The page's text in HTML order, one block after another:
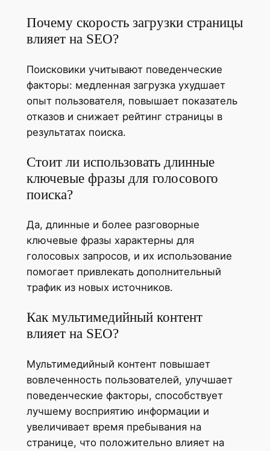
Почему скорость загрузки страницы
влияет на SEO?
Поисковики учитывают поведенческие
факторы: медленная загрузка ухудшает
опыт пользователя, повышает показатель
отказов и снижает рейтинг страницы в
результатах поиска.
Стоит ли использовать длинные
ключевые фразы для голосового
поиска?
Да, длинные и более разговорные
ключевые фразы характерны для
голосовых запросов, и их использование
помогает привлекать дополнительный
трафик из новых источников.
Как мультимедийный контент
влияет на SEO?
Мультимедийный контент повышает
вовлеченность пользователей, улучшает
поведенческие факторы, способствует
лучшему восприятию информации и
увеличивает время пребывания на
странице, что положительно влияет на